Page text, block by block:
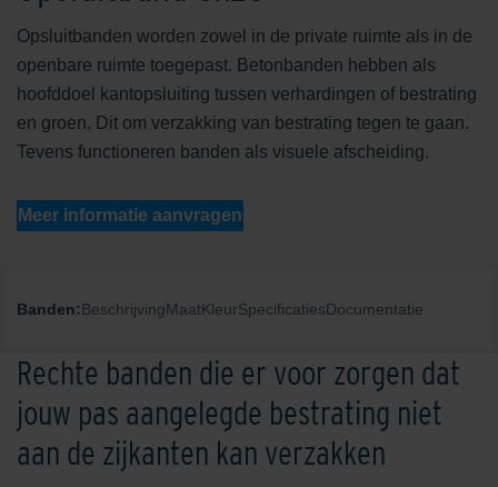
Opsluitbanden worden zowel in de private ruimte als in de
openbare ruimte toegepast. Betonbanden hebben als
hoofddoel kantopsluiting tussen verhardingen of bestrating
en groen. Dit om verzakking van bestrating tegen te gaan.
Tevens functioneren banden als visuele afscheiding.
Meer informatie aanvragen
Banden:BeschrijvingMaatKleurSpecificatiesDocumentatie
Rechte banden die er voor zorgen dat
jouw pas aangelegde bestrating niet
aan de zijkanten kan verzakken